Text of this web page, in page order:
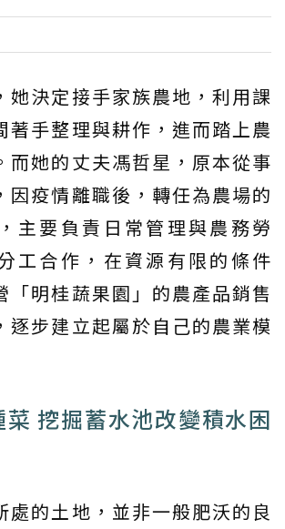
她決定接手家族農地，利用課
著手整理與耕作，進而踏上農
而她的丈夫馮哲星，原本從事
因疫情離職後，轉任為農場的
主要負責日常管理與農務勞
工合作，在資源有限的條件
「明桂蔬果園」的農產品銷售
逐步建立起屬於自己的農業模
挖掘蓄水池改變積水困
處的土地，並非一般肥沃的良